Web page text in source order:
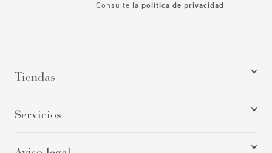
Consulte la política de privacidad
Tiendas
Servicios